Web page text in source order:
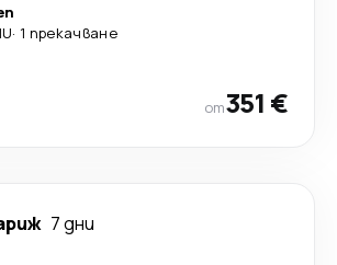
· 1 прекачване
от351 €
7 дни